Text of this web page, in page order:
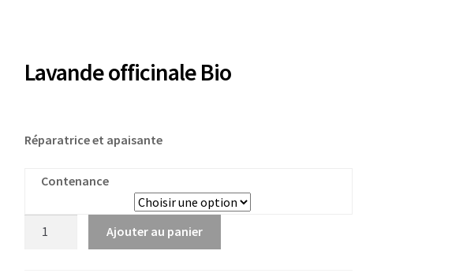
Lavande officinale Bio
Réparatrice et apaisante
Contenance
Ajouter au panier